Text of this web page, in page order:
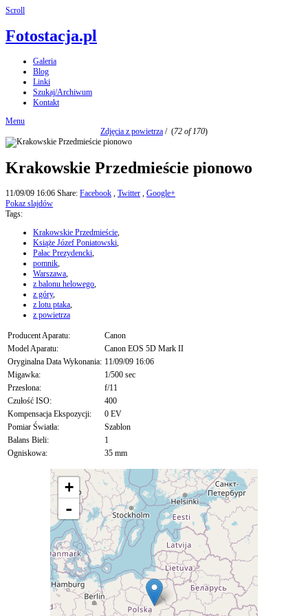
Scroll
Fotostacja.pl
Galeria
Blog
Linki
Szukaj/Archiwum
Kontakt
Menu
Zdjęcia z powietrza / (72 of 170)
Krakowskie Przedmieście pionowo
11/09/09 16:06 Share: Facebook , Twitter , Google+
Pokaz slajdów
Tags:
Krakowskie Przedmieście,
Książe Józef Poniatowski,
Pałac Prezydencki,
pomnik,
Warszawa,
z balonu helowego,
z góry,
z lotu ptaka,
z powietrza
Producent Aparatu:
Canon
Model Aparatu:
Canon EOS 5D Mark II
Oryginalna Data Wykonania: 11/09/09 16:06
Migawka:
1/500 sec
Przesłona:
f/11
Czułość ISO:
400
Kompensacja Ekspozycji:
0 EV
Pomiar Światła:
Szablon
Balans Bieli:
1
Ogniskowa:
35 mm
+
-